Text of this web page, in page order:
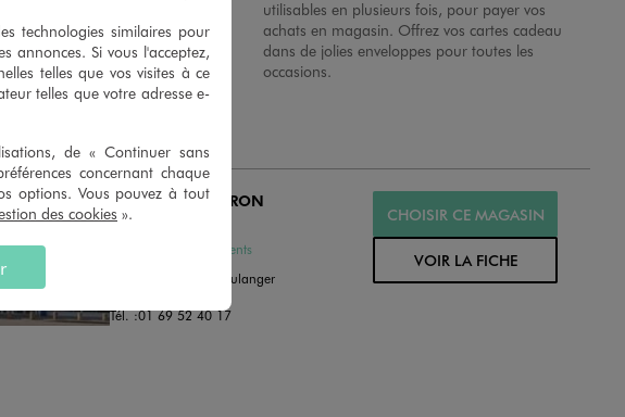
utilisables en plusieurs fois, pour payer vos
achats en magasin. Offrez vos cartes cadeau
dans de jolies enveloppes pour toutes les
occasions.
Distance :
6.5 Km GEMO MONTGERON
FERMÉ
Chaussures et Vêtements
Lieudit La Mare A Boulanger
Tél. :01 69 52 40 17
CHOISIR CE MAGASIN
VOIR LA FICHE
technologies similaires pour
annonces. Si vous l'acceptez,
telles que vos visites à ce
telles que votre adresse e-
de « Continuer sans
concernant chaque
options. Vous pouvez à tout
des cookies ».